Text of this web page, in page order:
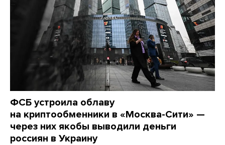
ФСБ устроила облаву
на криптообменники в «Москва-Сити» —
через них якобы выводили деньги
россиян в Украину